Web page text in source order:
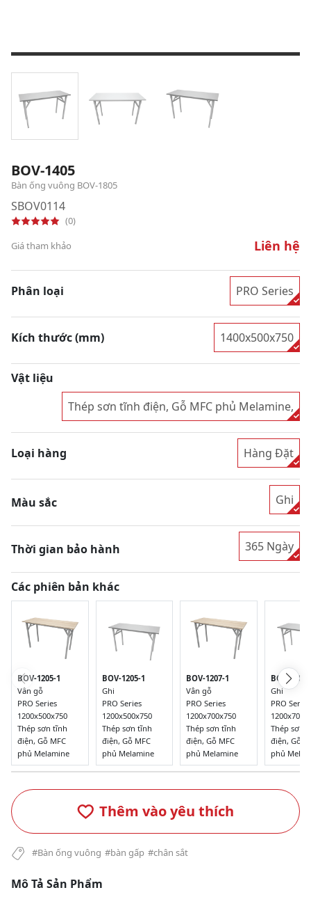
BOV-1405
Bàn ống vuông BOV-1805
SBOV0114
(0)
Giá tham khảo
Liên hệ
Phân loại PRO Series
Kích thước (mm) 1400x500x750
Vật liệu
Thép sơn tĩnh điện, Gỗ MFC phủ Melamine,
Loại hàng Hàng Đặt
Màu sắc Ghi
Thời gian bảo hành 365 Ngày
Các phiên bản khác
BOV-1205-1
Vân gỗ
PRO Series
1200x500x750
Thép sơn tĩnh
điện, Gỗ MFC
phủ Melamine
BOV-1205-1
Ghi
PRO Series
1200x500x750
Thép sơn tĩnh
điện, Gỗ MFC
phủ Melamine
BOV-1207-1
Vân gỗ
PRO Series
1200x700x750
Thép sơn tĩnh
điện, Gỗ MFC
phủ Melamine
BOV-
Ghi
PRO Series
Thép sơn
điện, Gỗ
phủ
Thêm vào yêu thích
#Bàn ống vuông #bàn gấp #chân sắt
Mô Tả Sản Phẩm